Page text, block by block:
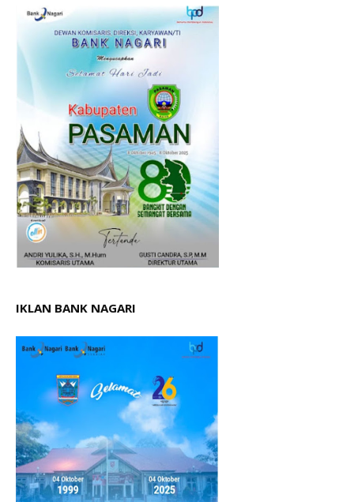
IKLAN BANK NAGARI